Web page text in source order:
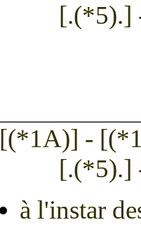
[.(*5).]
[(*1A)] -
[.(*5).]
à l'instar